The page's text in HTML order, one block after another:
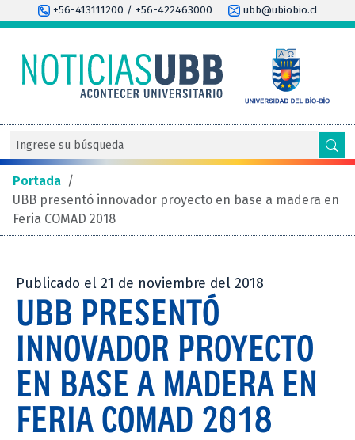
+56-413111200 / +56-422463000 ubb@ubiobio.cl
Portada /
UBB presentó innovador proyecto en base a madera en
Feria COMAD 2018
Publicado el 21 de noviembre del 2018
UBB PRESENTÓ
INNOVADOR PROYECTO
EN BASE A MADERA EN
FERIA COMAD 2018